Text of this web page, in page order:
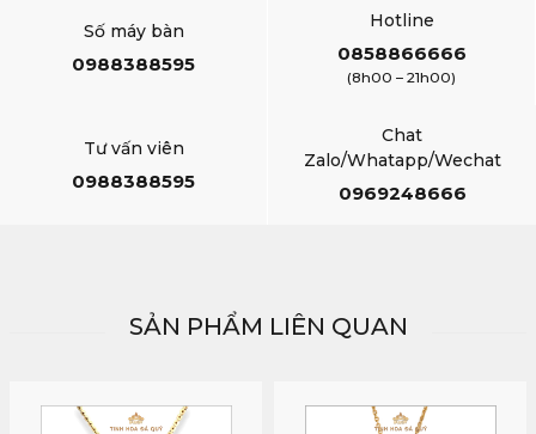
Số máy bàn
0988388595
Hotline
0858866666
(8h00 – 21h00)
Tư vấn viên
0988388595
Chat
Zalo/Whatapp/Wechat
0969248666
SẢN PHẨM LIÊN QUAN